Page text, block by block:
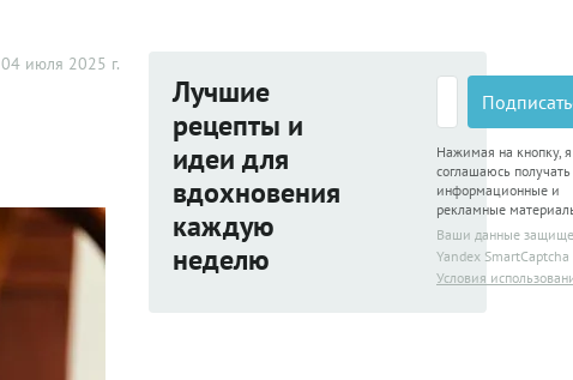
04 июля 2025 г.
Лучшие
рецепты и
идеи для
вдохновения
каждую
неделю
Нажимая на кнопку, я
соглашаюсь получать
информационные и
рекламные
Ваши данные
Yandex SmartCaptcha
Условия